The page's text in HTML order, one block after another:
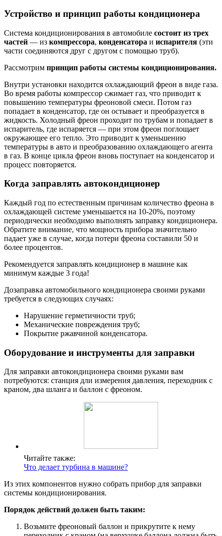
Устройство и принцип работы кондиционера
Система кондиционирования в автомобиле состоит из трех
частей — из компрессора, конденсатора и испарителя (эти
части соединяются друг с другом с помощью труб).
Рассмотрим принцип работы системы кондиционирования.
Внутри установки находится охлаждающий фреон в виде газа.
Во время работы компрессор сжимает газ, что приводит к
повышению температуры фреоновой смеси. Потом газ
попадает в конденсатор, где он остывает и преобразуется в
жидкость. Холодный фреон проходит по трубам и попадает в
испаритель, где испаряется — при этом фреон поглощает
окружающее его тепло. Это приводит к уменьшению
температуры в авто и преобразованию охлаждающего агента
в газ. В конце цикла фреон вновь поступает на конденсатор и
процесс повторяется.
Когда заправлять автокондиционер
Каждый год по естественным причинам количество фреона в
охлаждающей системе уменьшается на 10-20%, поэтому
периодически необходимо выполнять заправку кондиционера.
Обратите внимание, что мощность прибора значительно
падает уже в случае, когда потери фреона составили 50 и
более процентов.
Рекомендуется заправлять кондиционер в машине как
минимум каждые 3 года!
Дозаправка автомобильного кондиционера своими руками
требуется в следующих случаях:
Нарушение герметичности труб;
Механические повреждения труб;
Покрытие ржавчиной конденсатора.
Оборудование и инструменты для заправки
Для заправки автокондиционера своими руками вам
потребуются: станция дли измерения давления, переходник с
краном, два шланга и баллон с фреоном.
Читайте также:
Что делает турбина в машине?
Из этих компонентов нужно собрать прибор для заправки
системы кондиционирования.
Порядок действий должен быть таким:
Возьмите фреоновый баллон и прикрутите к нему